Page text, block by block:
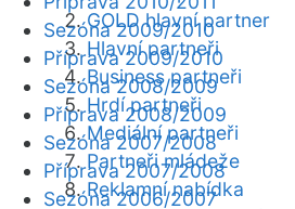
GOLD hlavní partner
Hlavní partneři
Business partneři
Hrdí partneři
Mediální partneři
Partneři mládeže
Reklamní nabídka
Sezóna 2009/2010
Příprava 2009/2010
Sezóna 2008/2009
Příprava 2008/2009
Sezóna 2007/2008
Příprava 2007/2008
Sezóna 2006/2007